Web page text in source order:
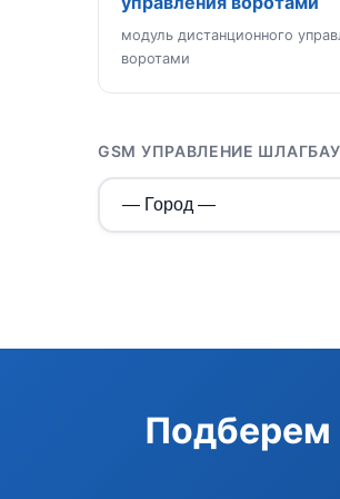
модуль дистанционного
воротами
GSM УПРАВЛЕНИЕ
Подберем